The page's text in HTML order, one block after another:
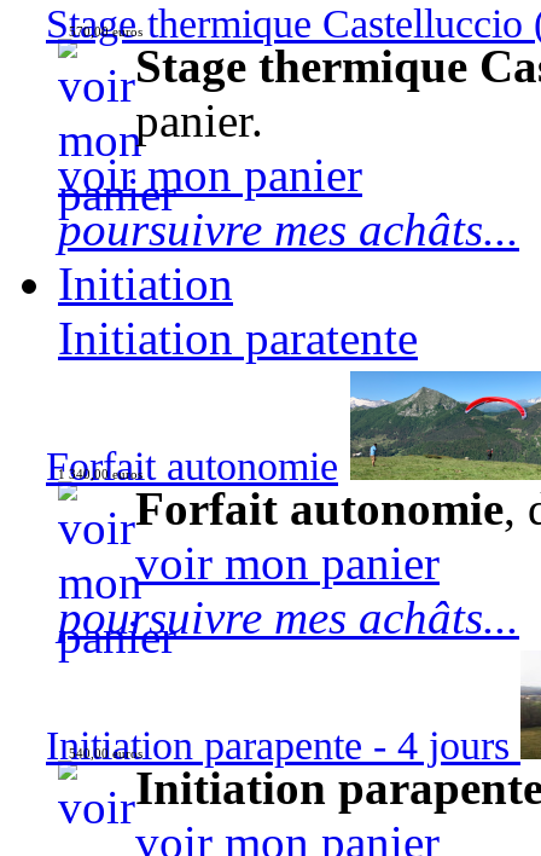
Stage thermique Castelluccio
570,00 euros
Stage thermique
panier.
voir mon panier
poursuivre mes achâts...
Initiation
Initiation paratente
Forfait autonomie
1 340,00 euros
Forfait autonomie,
voir mon panier
poursuivre mes achâts...
Initiation parapente - 4 jours
540,00 euros
Initiation
voir mon panier